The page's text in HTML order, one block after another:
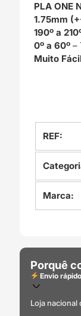
PLA ONE
1.75mm
190º a
0º a 60º –
Muito
REF:
Marca:
Porquê
Envio
Loja nacional